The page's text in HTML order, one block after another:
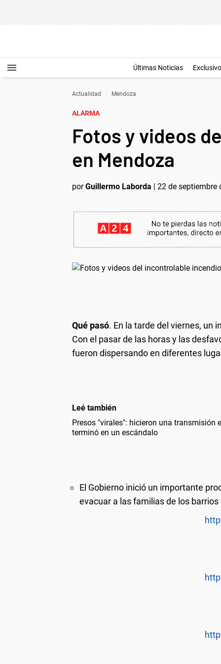
Últimas Noticias
Actualidad Mendoza
ALARMA
Fotos y videos
en Mendoza
porGuillermo Laborda | 22 de septiembre
Qué pasó. En la tarde del viernes, un
Con el pasar de las horas y las
fueron dispersando en diferentes
Leé también
Presos "virales": hicieron una transmisión
terminó en un escándalo
El Gobierno inició un importante
evacuar a las familias de los